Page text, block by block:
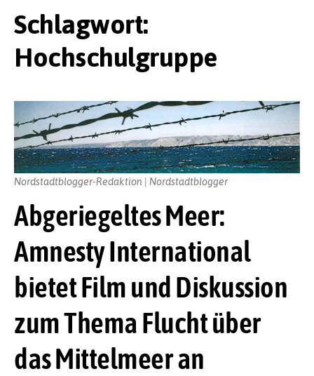
Schlagwort:
Hochschulgruppe
Abgeriegeltes Meer:
Amnesty International
bietet Film und Diskussion
zum Thema Flucht über
das Mittelmeer an
Nordstadtblogger-Redaktion | Nordstadtblogger